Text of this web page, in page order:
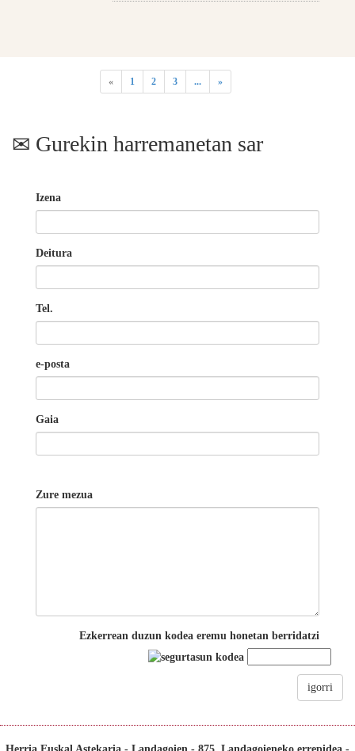
« 1 2 3 ... »
Gurekin harremanetan sar
Izena
Deitura
Tel.
e-posta
Gaia
Zure mezua
Ezkerrean duzun kodea eremu honetan berridatzi
igorri